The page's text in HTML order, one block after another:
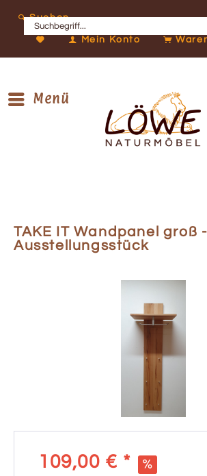
Suchen
Mein Konto
Menü
TAKE IT Wandpanel groß -
Ausstellungsstück
109,00 € *